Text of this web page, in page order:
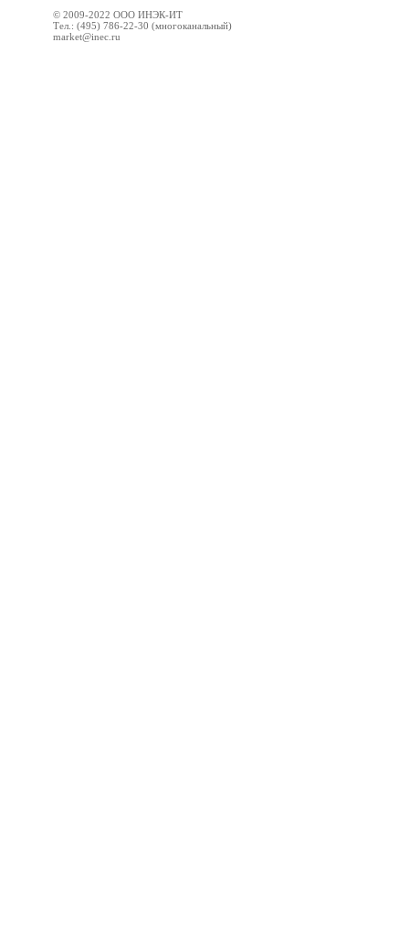
© 2009-2022 ООО ИНЭК-ИТ
Тел.: (495) 786-22-30 (многоканальный)
market@inec.ru